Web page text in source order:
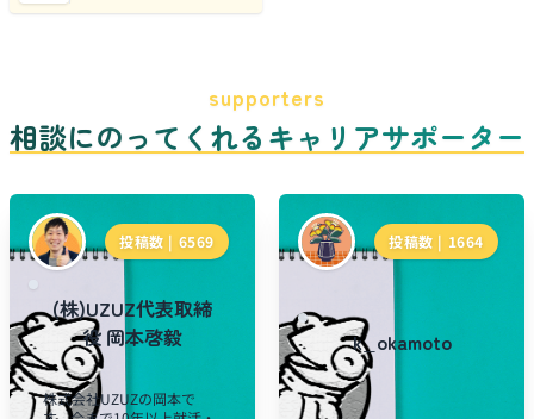
supporters
相談にのってくれるキャリアサポーター
投稿数 | 6569
(株)UZUZ代表取締
役 岡本啓毅
株式会社UZUZの岡本で
投稿数 | 1664
k_okamoto